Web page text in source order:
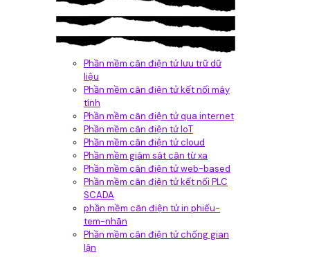
Phần mềm cân điện tử lưu trữ dữ
liệu
Phần mềm cân điện tử kết nối máy
tính
Phần mềm cân điện tử qua internet
Phần mềm cân điện tử IoT
Phần mềm cân điện tử cloud
Phần mềm giám sát cân từ xa
Phần mềm cân điện tử web-based
Phần mềm cân điện tử kết nối PLC
SCADA
phần mềm cân điện tử in phiếu-
tem-nhãn
Phần mềm cân điện tử chống gian
lận